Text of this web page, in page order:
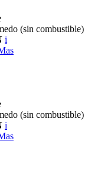
(sin combustible)
i
(sin combustible)
i